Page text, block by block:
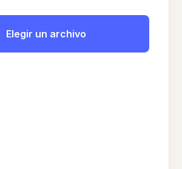
Elegir un archivo